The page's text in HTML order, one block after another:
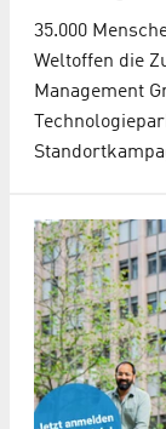
35.000
Weltoffen die
Management